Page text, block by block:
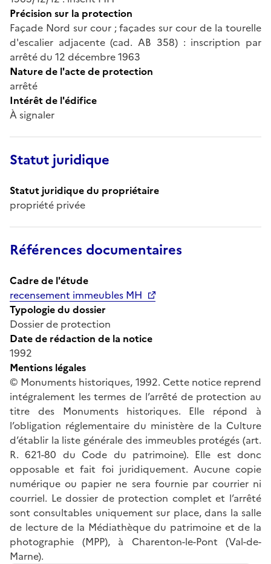
Précision sur la protection
Façade Nord sur cour ; façades sur cour de la tourelle
d'escalier adjacente (cad. AB 358) : inscription par
arrêté du 12 décembre 1963
Nature de l'acte de protection
arrêté
Intérêt de l'édifice
À signaler
Statut juridique
Statut juridique du propriétaire
propriété privée
Références documentaires
Cadre de l'étude
recensement immeubles MH
Typologie du dossier
Dossier de protection
Date de rédaction de la notice
1992
Mentions légales
© Monuments historiques, 1992. Cette notice reprend
intégralement les termes de l’arrêté de protection au
titre des Monuments historiques. Elle répond à
l’obligation réglementaire du ministère de la Culture
d’établir la liste générale des immeubles protégés (art.
R. 621-80 du Code du patrimoine). Elle est donc
opposable et fait foi juridiquement. Aucune copie
numérique ou papier ne sera fournie par courrier ni
courriel. Le dossier de protection complet et l’arrêté
sont consultables uniquement sur place, dans la salle
de lecture de la Médiathèque du patrimoine et de la
photographie (MPP), à Charenton-le-Pont (Val-de-
Marne).